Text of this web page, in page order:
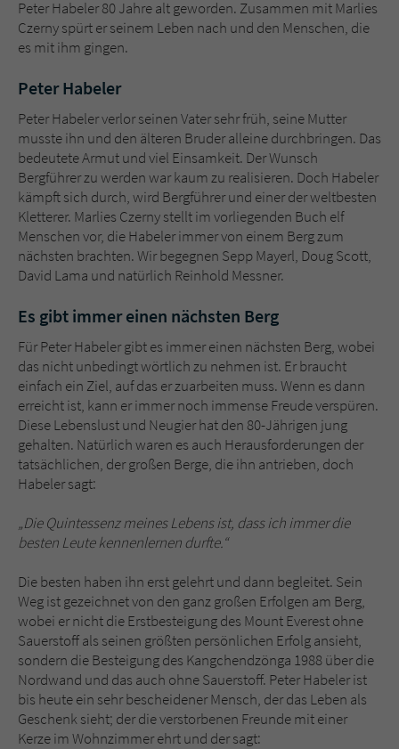
Peter Habeler 80 Jahre alt geworden. Zusammen mit Marlies
Czerny spürt er seinem Leben nach und den Menschen, die
es mit ihm gingen.
Peter Habeler
Peter Habeler verlor seinen Vater sehr früh, seine Mutter
musste ihn und den älteren Bruder alleine durchbringen. Das
bedeutete Armut und viel Einsamkeit. Der Wunsch
Bergführer zu werden war kaum zu realisieren. Doch Habeler
kämpft sich durch, wird Bergführer und einer der weltbesten
Kletterer. Marlies Czerny stellt im vorliegenden Buch elf
Menschen vor, die Habeler immer von einem Berg zum
nächsten brachten. Wir begegnen Sepp Mayerl, Doug Scott,
David Lama und natürlich Reinhold Messner.
Es gibt immer einen nächsten Berg
Für Peter Habeler gibt es immer einen nächsten Berg, wobei
das nicht unbedingt wörtlich zu nehmen ist. Er braucht
einfach ein Ziel, auf das er zuarbeiten muss. Wenn es dann
erreicht ist, kann er immer noch immense Freude verspüren.
Diese Lebenslust und Neugier hat den 80-Jährigen jung
gehalten. Natürlich waren es auch Herausforderungen der
tatsächlichen, der großen Berge, die ihn antrieben, doch
Habeler sagt:
„Die Quintessenz meines Lebens ist, dass ich immer die
besten Leute kennenlernen durfte.“
Die besten haben ihn erst gelehrt und dann begleitet. Sein
Weg ist gezeichnet von den ganz großen Erfolgen am Berg,
wobei er nicht die Erstbesteigung des Mount Everest ohne
Sauerstoff als seinen größten persönlichen Erfolg ansieht,
sondern die Besteigung des Kangchendzönga 1988 über die
Nordwand und das auch ohne Sauerstoff. Peter Habeler ist
bis heute ein sehr bescheidener Mensch, der das Leben als
Geschenk sieht; der die verstorbenen Freunde mit einer
Kerze im Wohnzimmer ehrt und der sagt:
Sicherheitscode des Kontaktformulars zu
überprüfen.